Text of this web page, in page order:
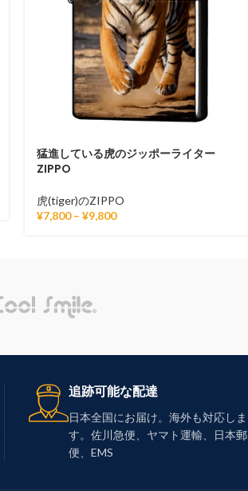
猛進している虎のジッポーライター
ZIPPO
虎(tiger)のZIPPO
¥7,800 – ¥9,800
追跡可能な配達
日本全国にお届け。海外も対応しま
す。佐川急便、ヤマト運輸、日本郵
便、EMS